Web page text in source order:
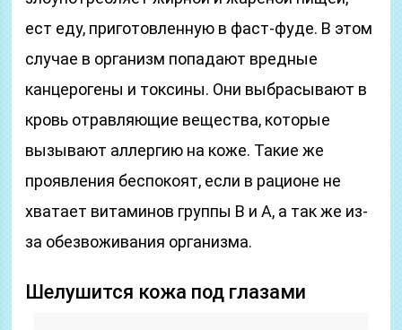
ест еду, приготовленную в фаст-фуде. В этом
случае в организм попадают вредные
канцерогены и токсины. Они выбрасывают в
кровь отравляющие вещества, которые
вызывают аллергию на коже. Такие же
проявления беспокоят, если в рационе не
хватает витаминов группы В и А, а так же из-
за обезвоживания организма.
Шелушится кожа под глазами